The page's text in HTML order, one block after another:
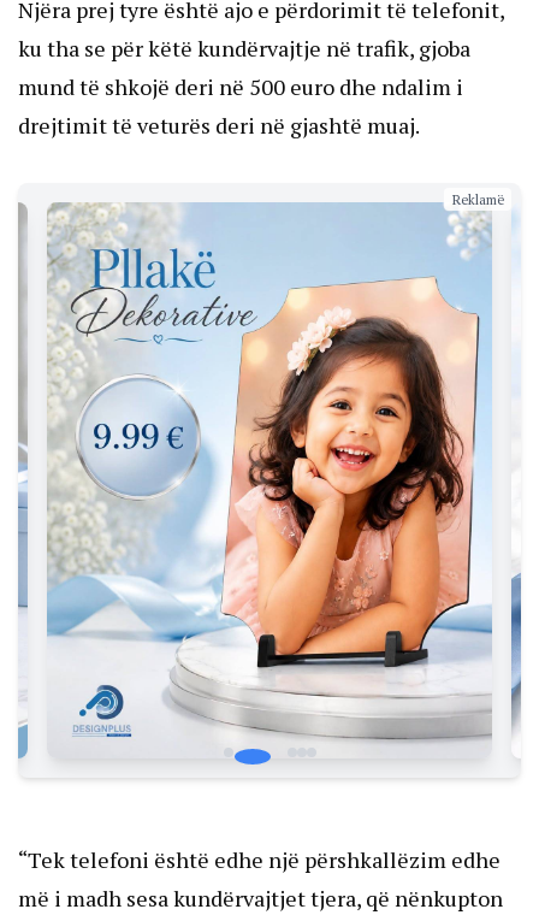
Njëra prej tyre është ajo e përdorimit të telefonit,
ku tha se për këtë kundërvajtje në trafik, gjoba
mund të shkojë deri në 500 euro dhe ndalim i
drejtimit të veturës deri në gjashtë muaj.
Reklamë
“Tek telefoni është edhe një përshkallëzim edhe
më i madh sesa kundërvajtjet tjera, që nënkupton